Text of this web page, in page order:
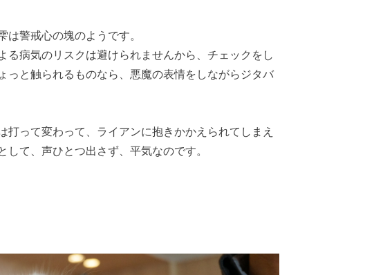
警戒心の塊のようです。
る病気のリスクは避けられませんから、チェックをし
っと触られるものなら、悪魔の表情をしながらジタバ
って変わって、ライアンに抱きかかえられてしまえ
て、声ひとつ出さず、平気なのです。